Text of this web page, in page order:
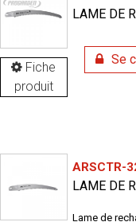
Fiche
produit
LAME DE
Se
ARSCTR-
LAME DE
Lame de